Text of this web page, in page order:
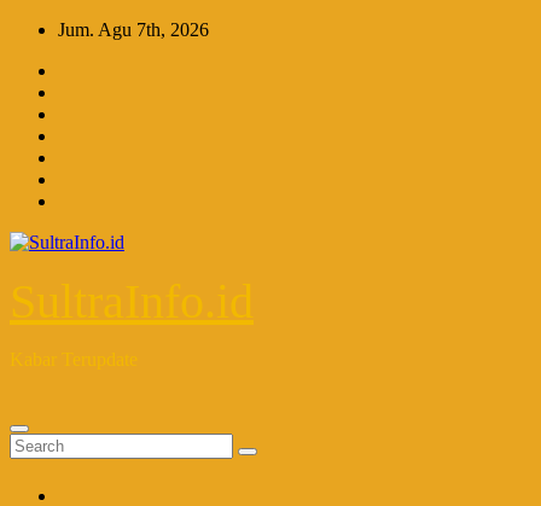
Skip
content
Jum. Agu 7th, 2026
SultraInfo.id
Kabar Terupdate